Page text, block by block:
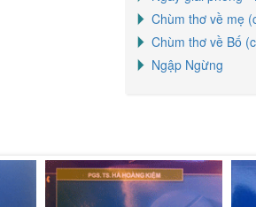
Chùm thơ về mẹ
Chùm thơ về Bố
Ngập Ngừng